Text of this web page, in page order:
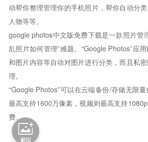
动帮你整理管理你的手机照片，帮你自动分
人物等等。
google photos中文版免费下载是一款照片管
乱照片如何管理”难题。“Google Photos”应
和图片内容等自动对图片进行分类，而且私
理。
“Google Photos”可以在云端备份/存储无限
最高支持1600万像素，视频则最高支持
费。